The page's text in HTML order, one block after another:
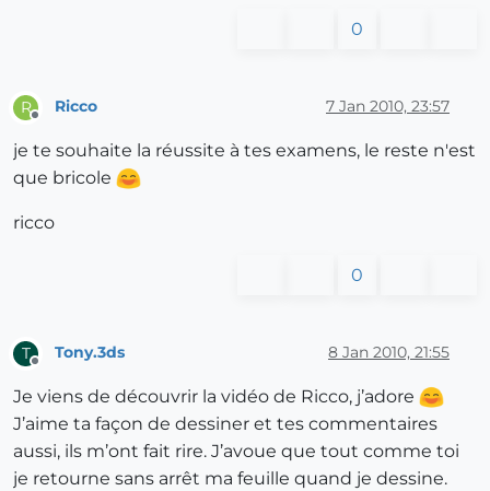
0
R Ricco 7 Jan 2010, 23:57
je te souhaite la réussite à tes examens, le reste n'est
que bricole
ricco
0
T Tony.3ds 8 Jan 2010, 21:55
Je viens de découvrir la vidéo de Ricco, j’adore
J’aime ta façon de dessiner et tes commentaires
aussi, ils m’ont fait rire. J’avoue que tout comme toi
je retourne sans arrêt ma feuille quand je dessine.